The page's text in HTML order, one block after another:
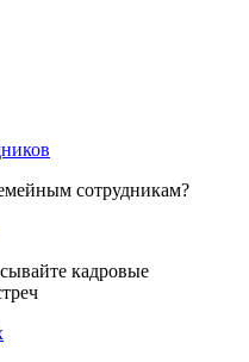
сотрудникам?
кадровые